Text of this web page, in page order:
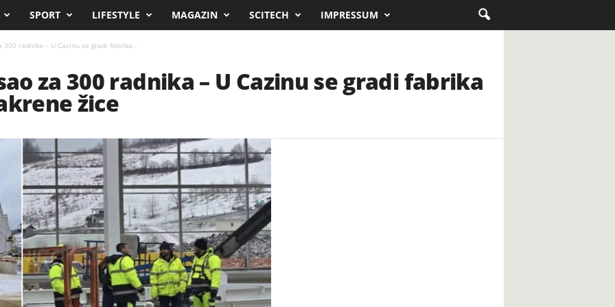
SPORT LIFESTYLE MAGAZIN SCITECH IMPRESSUM
300 radnika – U Cazinu se gradi fabrika...
za 300 radnika – U Cazinu se gradi fabrika
žice